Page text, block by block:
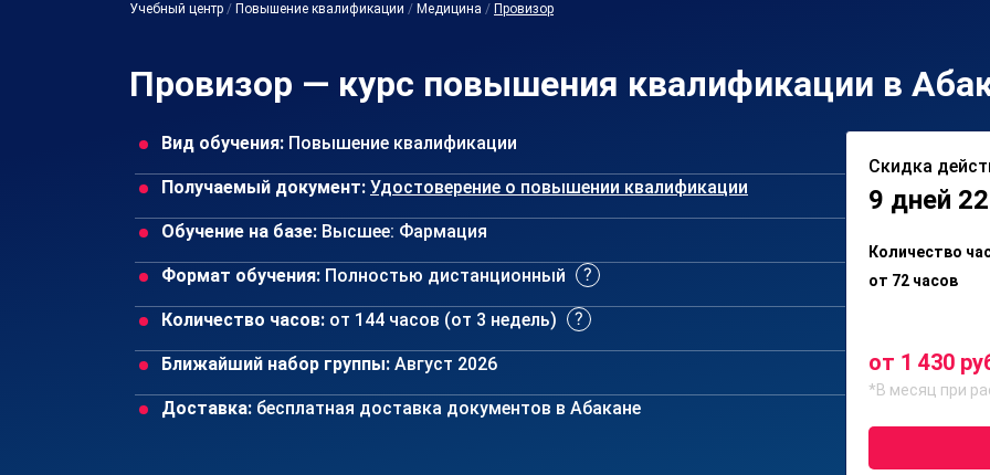
Учебный центр / Повышение квалификации / Медицина / Провизор
Провизор — курс повышения квалификации в
Вид обучения: Повышение квалификации
Получаемый документ: Удостоверение о повышении квалификации
Обучение на базе: Высшее: Фармация
Формат обучения: Полностью дистанционный
Количество часов: от 144 часов (от 3 недель)
Ближайший набор группы: Август 2026
Доставка: бесплатная доставка документов в Абакане
Скидка
9 дней
Количество
от 72 часов
от 1 430
*В месяц при